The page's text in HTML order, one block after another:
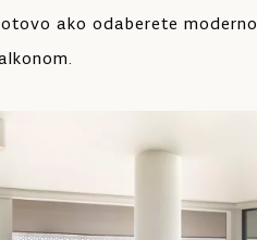
ako odaberete moderno